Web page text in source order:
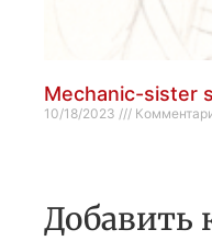
Mechanic-sister
10/18/2023
Добавить